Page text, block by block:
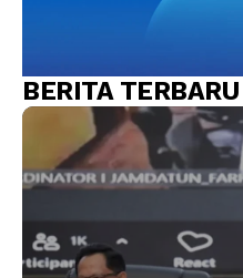
BERITA TERBARU